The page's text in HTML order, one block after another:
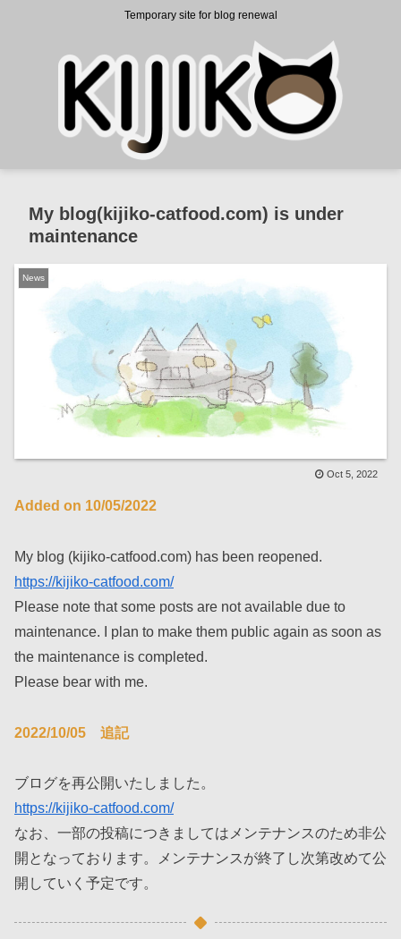
Temporary site for blog renewal
My blog(kijiko-catfood.com) is under
maintenance
News
Oct 5, 2022
Added on 10/05/2022
My blog (kijiko-catfood.com) has been reopened.
https://kijiko-catfood.com/
Please note that some posts are not available due to
maintenance. I plan to make them public again as soon as
the maintenance is completed.
Please bear with me.
2022/10/05 追記
ブログを再公開いたしました。
https://kijiko-catfood.com/
なお、一部の投稿につきましてはメンテナンスのため非公
開となっております。メンテナンスが終了し次第改めて公
開していく予定です。